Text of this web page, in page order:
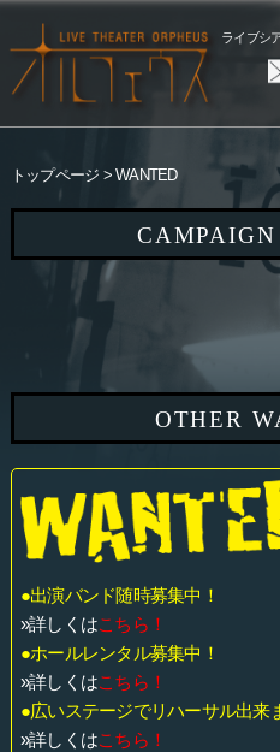
ライブシ
トップページ WANTED
OTHER
●出演バンド随時募集中！
»詳しくはこちら！
●ホールレンタル募集中！
»詳しくはこちら！
●広いステージでリハーサル出来
»詳しくはこちら！